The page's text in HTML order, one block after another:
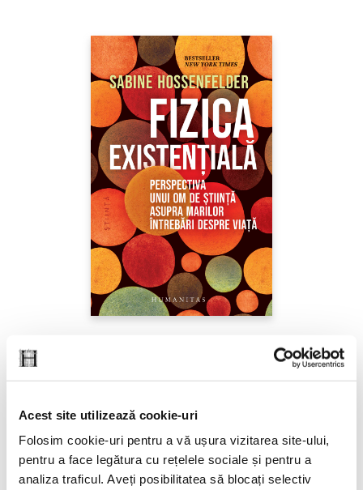
Acest site utilizează cookie-uri
Folosim cookie-uri pentru a vă ușura vizitarea site-ului,
pentru a face legătura cu rețelele sociale și pentru a
analiza traficul. Aveți posibilitatea să blocați selectiv
Fizica existenţială